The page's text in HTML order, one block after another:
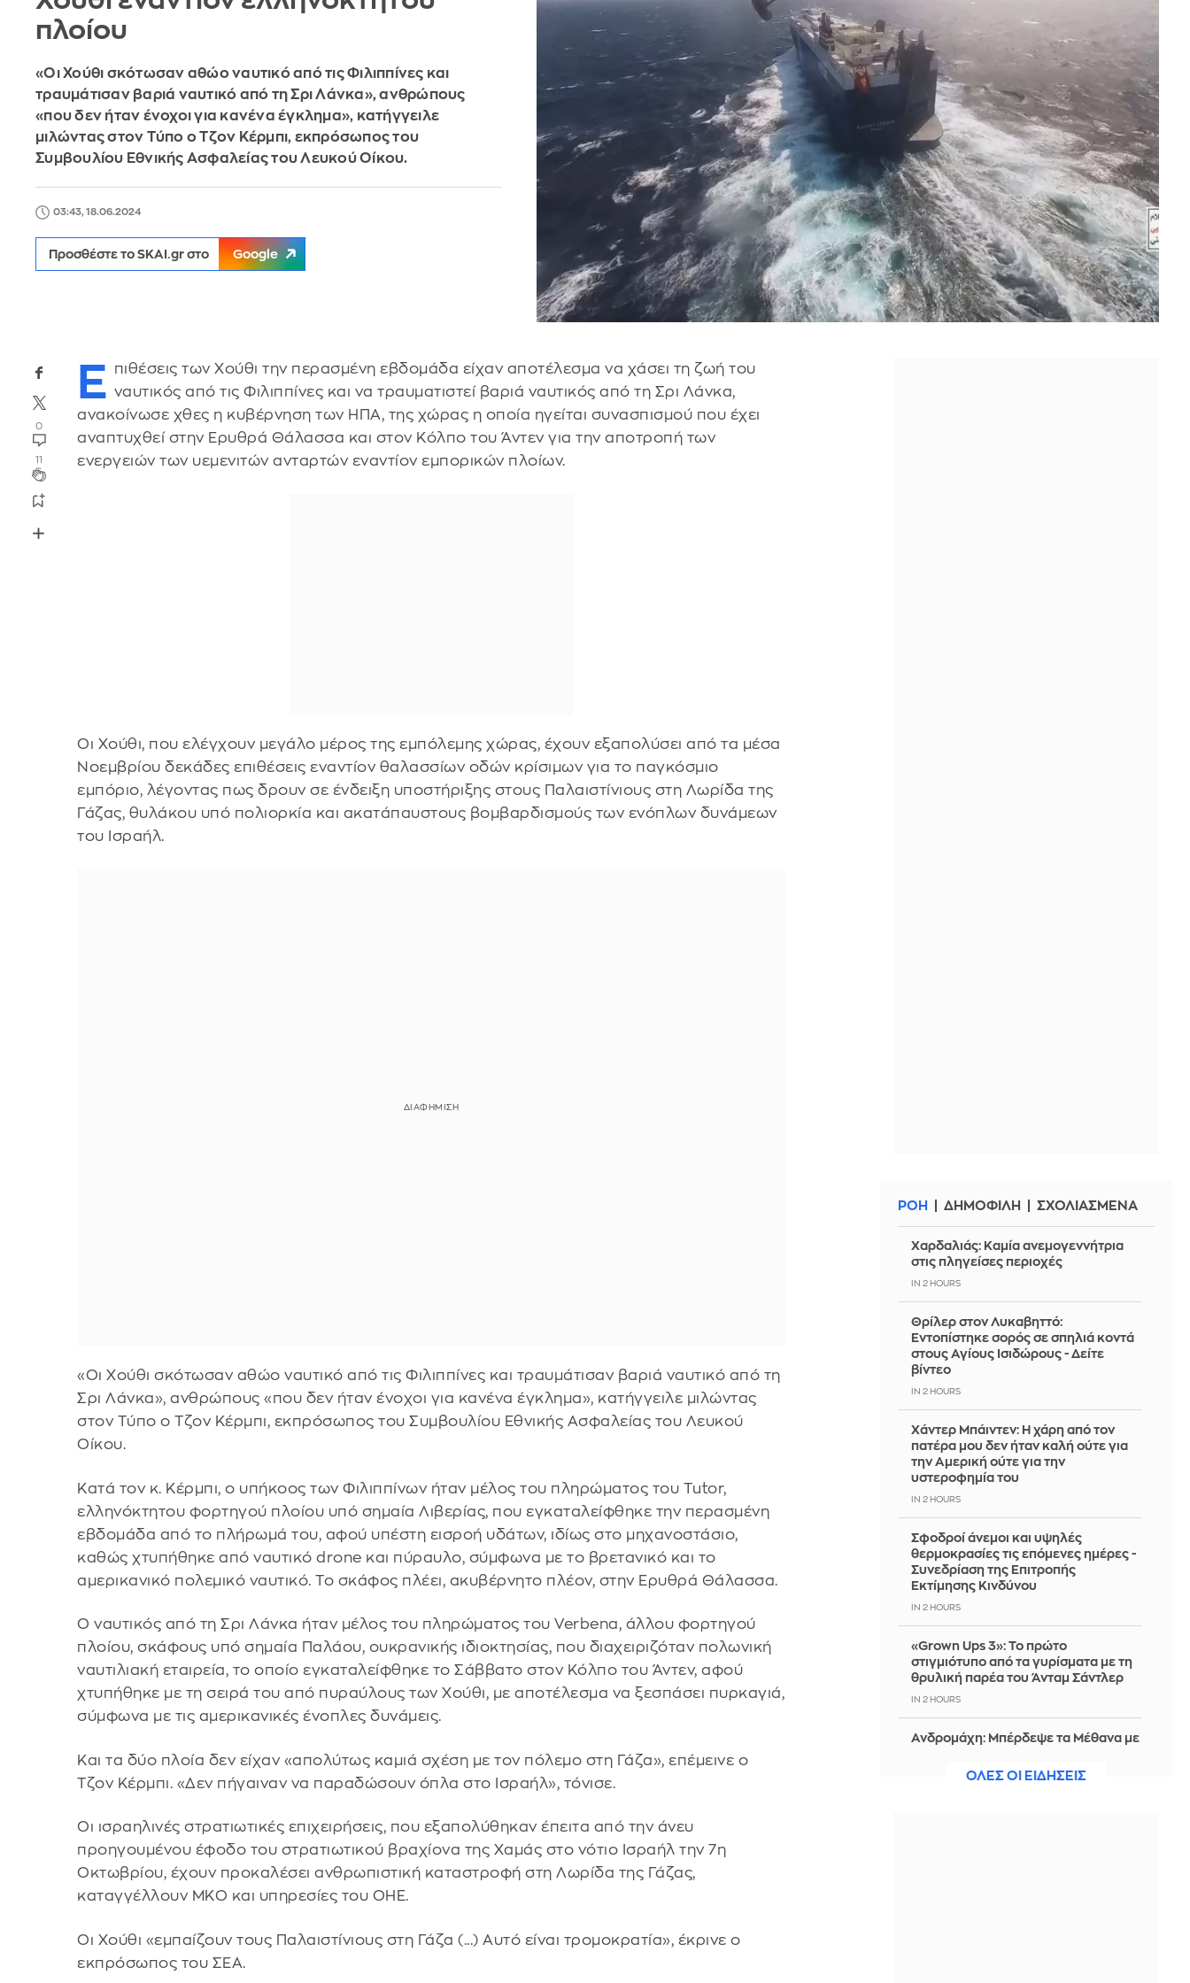
πλοίου
«Οι Χούθι σκότωσαν αθώο ναυτικό από τις Φιλιππίνες και
τραυμάτισαν βαριά ναυτικό από τη Σρι Λάνκα», ανθρώπους
«που δεν ήταν ένοχοι για κανένα έγκλημα», κατήγγειλε
μιλώντας στον Τύπο ο Τζον Κέρμπι, εκπρόσωπος του
Συμβουλίου Εθνικής Ασφαλείας του Λευκού Οίκου.
03:43, 18.06.2024
Προσθέστε το SKAI.gr στο Google
0
11
Ε πιθέσεις των Χούθι την περασμένη εβδομάδα είχαν αποτέλεσμα να χάσει τη ζωή του
ναυτικός από τις Φιλιππίνες και να τραυματιστεί βαριά ναυτικός από τη Σρι Λάνκα,
ανακοίνωσε χθες η κυβέρνηση των ΗΠΑ, της χώρας η οποία ηγείται συνασπισμού που έχει
αναπτυχθεί στην Ερυθρά Θάλασσα και στον Κόλπο του Άντεν για την αποτροπή των
ενεργειών των υεμενιτών ανταρτών εναντίον εμπορικών πλοίων.
Οι Χούθι, που ελέγχουν μεγάλο μέρος της εμπόλεμης χώρας, έχουν εξαπολύσει από τα μέσα
Νοεμβρίου δεκάδες επιθέσεις εναντίον θαλασσίων οδών κρίσιμων για το παγκόσμιο
εμπόριο, λέγοντας πως δρουν σε ένδειξη υποστήριξης στους Παλαιστίνιους στη Λωρίδα της
Γάζας, θυλάκου υπό πολιορκία και ακατάπαυστους βομβαρδισμούς των ενόπλων δυνάμεων
του Ισραήλ.
«Οι Χούθι σκότωσαν αθώο ναυτικό από τις Φιλιππίνες και τραυμάτισαν βαριά ναυτικό από τη
Σρι Λάνκα», ανθρώπους «που δεν ήταν ένοχοι για κανένα έγκλημα», κατήγγειλε μιλώντας
στον Τύπο ο Τζον Κέρμπι, εκπρόσωπος του Συμβουλίου Εθνικής Ασφαλείας του Λευκού
Οίκου.
Κατά τον κ. Κέρμπι, ο υπήκοος των Φιλιππίνων ήταν μέλος του πληρώματος του Tutor,
ελληνόκτητου φορτηγού πλοίου υπό σημαία Λιβερίας, που εγκαταλείφθηκε την περασμένη
εβδομάδα από το πλήρωμά του, αφού υπέστη εισροή υδάτων, ιδίως στο μηχανοστάσιο,
καθώς χτυπήθηκε από ναυτικό drone και πύραυλο, σύμφωνα με το βρετανικό και το
αμερικανικό πολεμικό ναυτικό. Το σκάφος πλέει, ακυβέρνητο πλέον, στην Ερυθρά Θάλασσα.
Ο ναυτικός από τη Σρι Λάνκα ήταν μέλος του πληρώματος του Verbena, άλλου φορτηγού
πλοίου, σκάφους υπό σημαία Παλάου, ουκρανικής ιδιοκτησίας, που διαχειριζόταν πολωνική
ναυτιλιακή εταιρεία, το οποίο εγκαταλείφθηκε το Σάββατο στον Κόλπο του Άντεν, αφού
χτυπήθηκε με τη σειρά του από πυραύλους των Χούθι, με αποτέλεσμα να ξεσπάσει πυρκαγιά,
σύμφωνα με τις αμερικανικές ένοπλες δυνάμεις.
Και τα δύο πλοία δεν είχαν «απολύτως καμιά σχέση με τον πόλεμο στη Γάζα», επέμεινε ο
Τζον Κέρμπι. «Δεν πήγαιναν να παραδώσουν όπλα στο Ισραήλ», τόνισε.
Οι ισραηλινές στρατιωτικές επιχειρήσεις, που εξαπολύθηκαν έπειτα από την άνευ
προηγουμένου έφοδο του στρατιωτικού βραχίονα της Χαμάς στο νότιο Ισραήλ την 7η
Οκτωβρίου, έχουν προκαλέσει ανθρωπιστική καταστροφή στη Λωρίδα της Γάζας,
καταγγέλλουν ΜΚΟ και υπηρεσίες του ΟΗΕ.
Οι Χούθι «εμπαίζουν τους Παλαιστίνιους στη Γάζα (...) Αυτό είναι τρομοκρατία», έκρινε ο
εκπρόσωπος του ΣΕΑ.
ΡΟΗ ΔΗΜΟΦΙΛΗ ΣΧΟΛΙΑΣΜΕΝΑ
Χαρδαλιάς: Καμία ανεμογεννήτρια
στις πληγείσες περιοχές
IN 2 HOURS
Θρίλερ στον Λυκαβηττό:
Εντοπίστηκε σορός σε σπηλιά κοντά
στους Αγίους Ισιδώρους - Δείτε
βίντεο
IN 2 HOURS
Χάντερ Μπάιντεν: Η χάρη από τον
πατέρα μου δεν ήταν καλή ούτε για
την Αμερική ούτε για την
υστεροφημία του
IN 2 HOURS
Σφοδροί άνεμοι και υψηλές
θερμοκρασίες τις επόμενες ημέρες -
Συνεδρίαση της Επιτροπής
Εκτίμησης Κινδύνου
IN 2 HOURS
«Grown Ups 3»: Το πρώτο
στιγμιότυπο από τα γυρίσματα με τη
θρυλική παρέα του Άνταμ Σάντλερ
IN 2 HOURS
Ανδρομάχη: Μπέρδεψε τα Μέθανα με
και μάλλον και...μάτι...
ΟΛΕΣ ΟΙ ΕΙΔΗΣΕΙΣ